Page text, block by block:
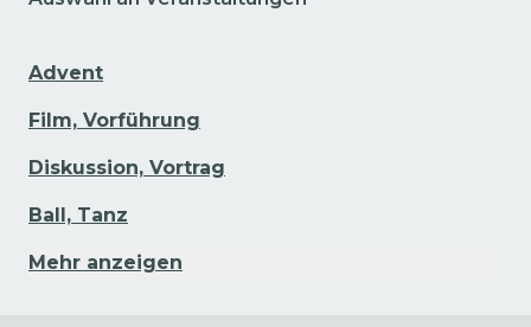
Advent
Film, Vorführung
Diskussion, Vortrag
Ball, Tanz
Mehr anzeigen